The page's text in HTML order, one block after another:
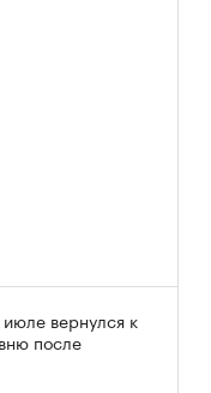
вернулся к
после